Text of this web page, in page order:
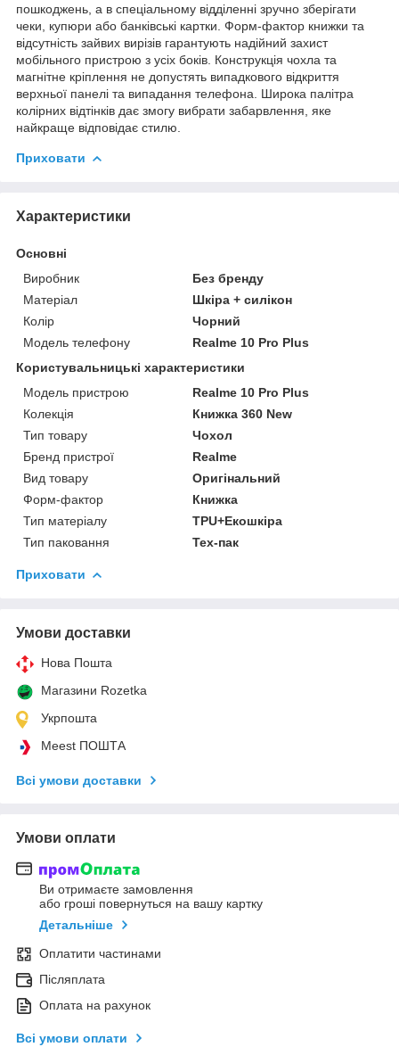
пошкоджень, а в спеціальному відділенні зручно зберігати
чеки, купюри або банківські картки. Форм-фактор книжки та
відсутність зайвих вирізів гарантують надійний захист
мобільного пристрою з усіх боків. Конструкція чохла та
магнітне кріплення не допустять випадкового відкриття
верхньої панелі та випадання телефона. Широка палітра
колірних відтінків дає змогу вибрати забарвлення, яке
найкраще відповідає стилю.
Приховати
Характеристики
Основні
Виробник
Без бренду
Матеріал
Шкіра + силікон
Колір
Чорний
Модель телефону
Realme 10 Pro Plus
Користувальницькі характеристики
Модель пристрою
Realme 10 Pro Plus
Колекція
Книжка 360 New
Тип товару
Чохол
Бренд пристрої
Realme
Вид товару
Оригінальний
Форм-фактор
Книжка
Тип матеріалу
TPU+Екошкіра
Тип паковання
Тех-пак
Приховати
Умови доставки
Нова Пошта
Магазини Rozetka
Укрпошта
Meest ПОШТА
Всі умови доставки
Умови оплати
Ви отримаєте замовлення
або гроші повернуться на вашу картку
Детальніше
Оплатити частинами
Післяплата
Оплата на рахунок
Всі умови оплати